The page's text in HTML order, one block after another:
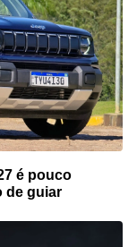
é pouco
de guiar